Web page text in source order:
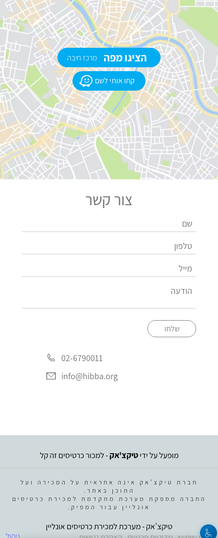
קחו אותי לשם
הציגו מפה מרכז חיבה
צור קשר
שלחו
02-6790011
info@hibba.org
מופעל על ידיטיקצ'אק- למכור כרטיסים זה קל
חברת טיקצ'אק אינה אחראית על המכירה ועל
התוכן באתר.
החברה מספקת מערכת מתקדמת למכירת כרטיסים
אונליין עבור המפיק.
טיקצ'אק - מערכת למכירת כרטיסים אונליין